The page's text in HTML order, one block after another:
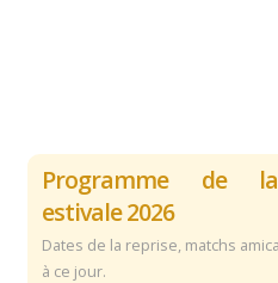
Programme de
estivale 2026
Dates de la reprise, matchs
à ce jour.